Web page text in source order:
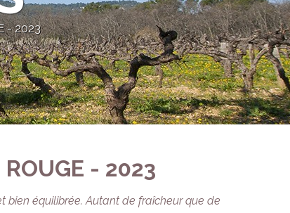
- 2023
- 2023
bien équilibrée. Autant de fraîcheur que de